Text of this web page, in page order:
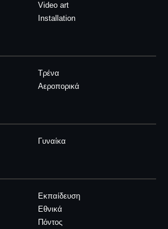
Video art
Installation
Τρένα
Αεροπορικά
Γυναίκα
Εκπαίδευση
Εθνικά
Πόντος